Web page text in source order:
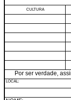
CULTURA
Por ser verdade,
LOCAL: